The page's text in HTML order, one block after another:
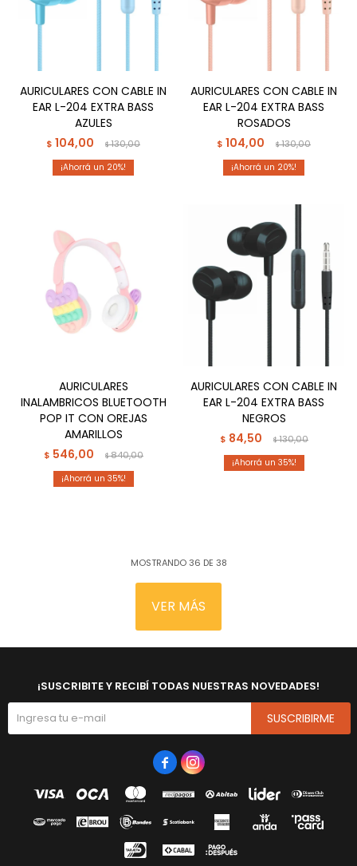
AURICULARES CON CABLE IN
EAR L-204 EXTRA BASS
AZULES
$ 104,00 $130,00
20
AURICULARES CON CABLE IN
EAR L-204 EXTRA BASS
ROSADOS
$ 104,00 $130,00
20
AURICULARES
INALAMBRICOS BLUETOOTH
POP IT CON OREJAS
AMARILLOS
$ 546,00 $840,00
35
AURICULARES CON CABLE IN
EAR L-204 EXTRA BASS
NEGROS
$ 84,50 $130,00
35
MOSTRANDO36 DE 38
VER MÁS
¡SUSCRIBITE Y RECIBÍ TODAS NUESTRAS NOVEDADES!
SUSCRIBIRME
 